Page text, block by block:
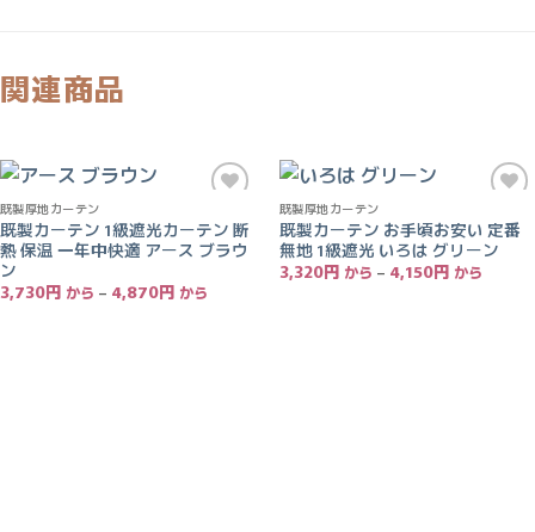
関連商品
に入
りに
既製厚地カーテン
既製カーテン 1級遮光カーテン 断
熱 保温 一年中快適 アース ブラウ
ン
3,730円 – 4,870円 価
に入
りに
既製厚地カーテン
既製カーテン お手頃お安い 定番
無地 1級遮光 いろは グリーン
3,320円 – 4,150円 価